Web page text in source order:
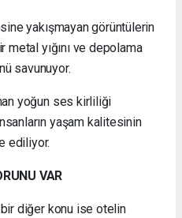
yakışmayan görüntülerin
yığını ve depolama
savunuyor.
yoğun ses kirliliği
yaşam kalitesinin
ediliyor.
VAR
diğer konu ise otelin